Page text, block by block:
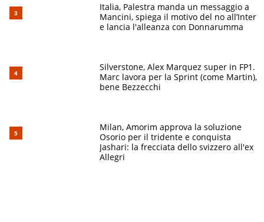
Italia, Palestra manda un messaggio a
Mancini, spiega il motivo del no all’Inter
e lancia l'alleanza con Donnarumma
Silverstone, Alex Marquez super in FP1.
Marc lavora per la Sprint (come Martin),
bene Bezzecchi
Milan, Amorim approva la soluzione
Osorio per il tridente e conquista
Jashari: la frecciata dello svizzero all'ex
Allegri